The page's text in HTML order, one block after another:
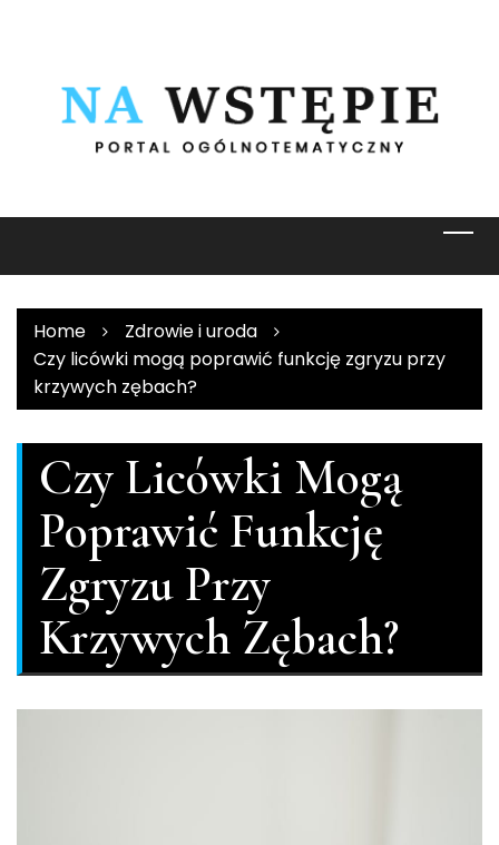
Home
Zdrowie i uroda
Czy licówki mogą poprawić funkcję zgryzu przy
krzywych zębach?
Czy Licówki Mogą
Poprawić Funkcję
Zgryzu Przy
Krzywych Zębach?